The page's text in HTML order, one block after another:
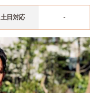
土日対応 -